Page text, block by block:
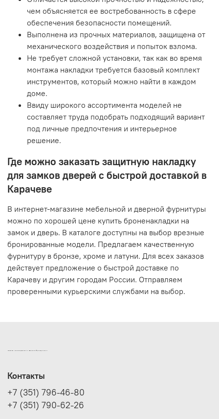
чем объясняется ее востребованность в сфере
обеспечения безопасности помещений.
Выполнена из прочных материалов, защищена от
механического воздействия и попыток взлома.
Не требует сложной установки, так как во время
монтажа накладки требуется базовый комплект
инструментов, который можно найти в каждом
доме.
Ввиду широкого ассортимента моделей не
составляет труда подобрать подходящий вариант
под личные предпочтения и интерьерное
решение.
Где можно заказать защитную накладку
для замков дверей с быстрой доставкой в
Карачеве
В интернет-магазине мебельной и дверной фурнитуры
можно по хорошей цене купить броненакладки на
замок и дверь. В каталоге доступны на выбор врезные
бронированные модели. Предлагаем качественную
фурнитуру в бронзе, хроме и латуни. Для всех заказов
действует предложение о быстрой доставке по
Карачеву и другим городам России. Отправляем
проверенными курьерскими службами на выбор.
ИНТЕРНЕТ-МАГАЗИН ДВЕРНОЙ И МЕБЕЛЬНОЙ ФУРНИТУРЫ САМ
Контакты
+7 (351) 796-46-80
+7 (351) 790-62-26